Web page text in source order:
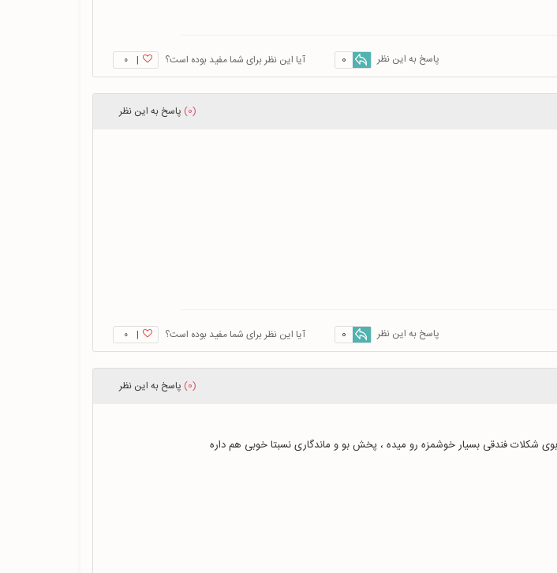
آیا این نظر برای شما مفید بوده است؟ | ۰ پاسخ به این نظر 0
(0) پاسخ به این نظر
آیا این نظر برای شما مفید بوده است؟ | ۰ پاسخ به این نظر 0
(0) پاسخ به این نظر